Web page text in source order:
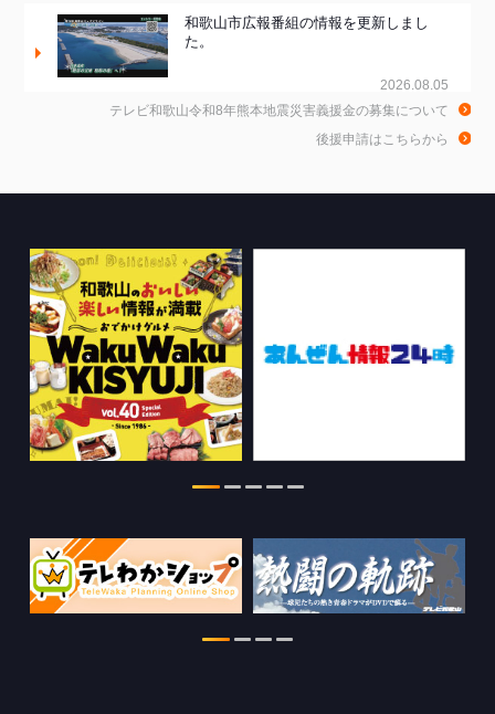
和歌山市広報番組の情報を更新しまし
た。
2026.08.05
和歌山de乾杯！の情報を更新しました。
2026.08.04
WTV NEWS6【WAKAYAMA SDGs】の
情報を更新しました。
特別番組【8月】の情報を更新しました。
2026.07.24
WTV NEWS6【ここ押し！】の情報を更
テレビ和歌山令和8年熊本地震災害義援金の募集について
後援申請はこちらから